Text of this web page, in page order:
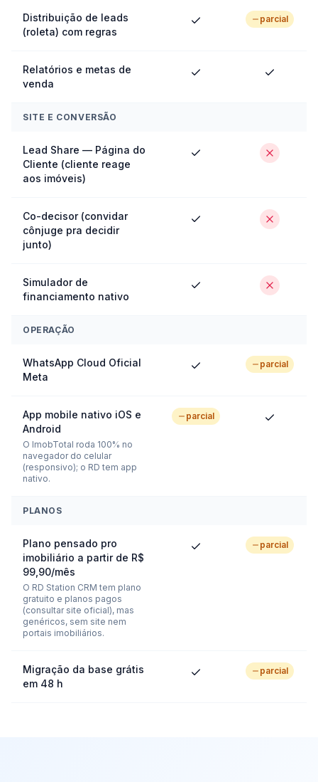
Distribuição de leads
(roleta) com regras
parcial
Relatórios e metas de
venda
SITE E CONVERSÃO
Lead Share — Página do
Cliente (cliente reage
aos imóveis)
Co-decisor (convidar
cônjuge pra decidir
junto)
Simulador de
financiamento nativo
OPERAÇÃO
WhatsApp Cloud Oficial
Meta
parcial
App mobile nativo iOS e
Android
O ImobTotal roda 100% no
navegador do celular
(responsivo); o RD tem app
nativo.
parcial
PLANOS
Plano pensado pro
imobiliário a partir de R$
99,90/mês
O RD Station CRM tem plano
gratuito e planos pagos
(consultar site oficial), mas
genéricos, sem site nem
portais imobiliários.
parcial
Migração da base grátis
em 48 h
parcial